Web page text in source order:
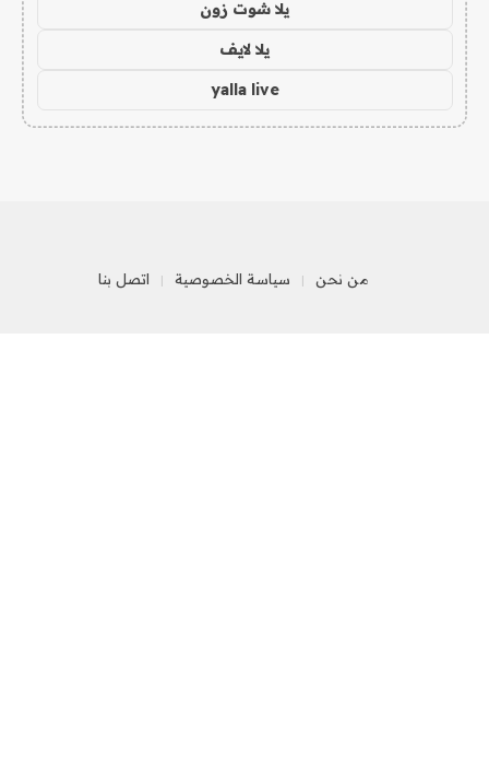
يلا شوت زون
يلا لايف
yalla live
من نحن سياسة الخصوصية اتصل بنا